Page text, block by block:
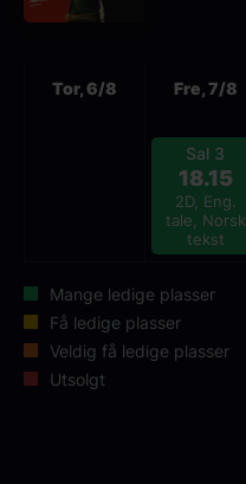
Tor, 6/8 Fre, 7/8
Sal 3
18.15
2D, Eng.
tale, Norsk
tekst
Mange ledige plasser
Få ledige plasser
Veldig få ledige plasser
Utsolgt